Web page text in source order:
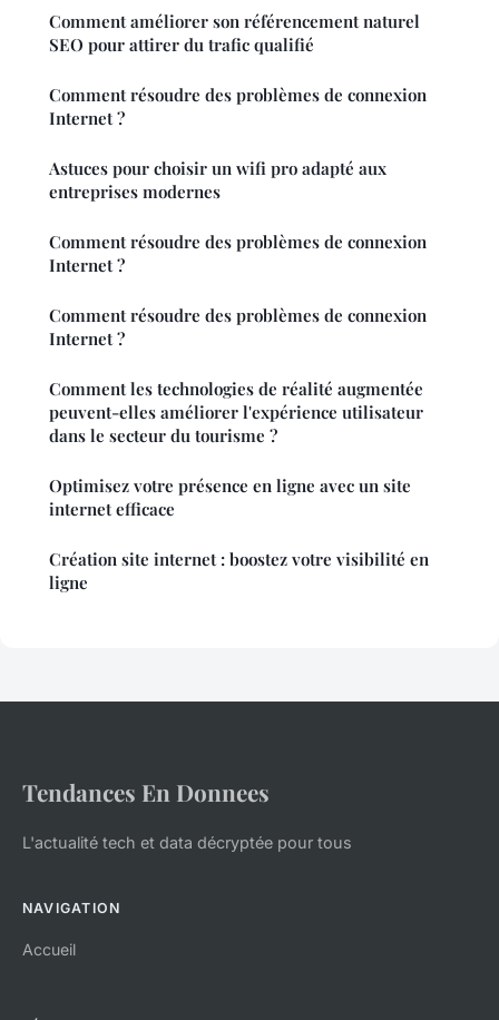
Comment améliorer son référencement naturel
SEO pour attirer du trafic qualifié
Comment résoudre des problèmes de connexion
Internet ?
Astuces pour choisir un wifi pro adapté aux
entreprises modernes
Comment résoudre des problèmes de connexion
Internet ?
Comment résoudre des problèmes de connexion
Internet ?
Comment les technologies de réalité augmentée
peuvent-elles améliorer l'expérience utilisateur
dans le secteur du tourisme ?
Optimisez votre présence en ligne avec un site
internet efficace
Création site internet : boostez votre visibilité en
ligne
Tendances En Donnees
L'actualité tech et data décryptée pour tous
NAVIGATION
Accueil